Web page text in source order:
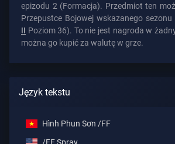
epizodu 2 (Formacja). Przedmiot ten
Przepustce Bojowej wskazanego sezonu
II Poziom 36). To nie jest nagroda w
można go kupić za walutę w grze.
Język tekstu
Hình Phun Sơn /FF